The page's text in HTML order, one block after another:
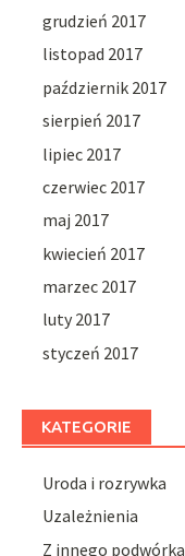
grudzień 2017
listopad 2017
październik 2017
sierpień 2017
lipiec 2017
czerwiec 2017
maj 2017
kwiecień 2017
marzec 2017
luty 2017
styczeń 2017
KATEGORIE
Uroda i rozrywka
Uzależnienia
Z innego podwórka